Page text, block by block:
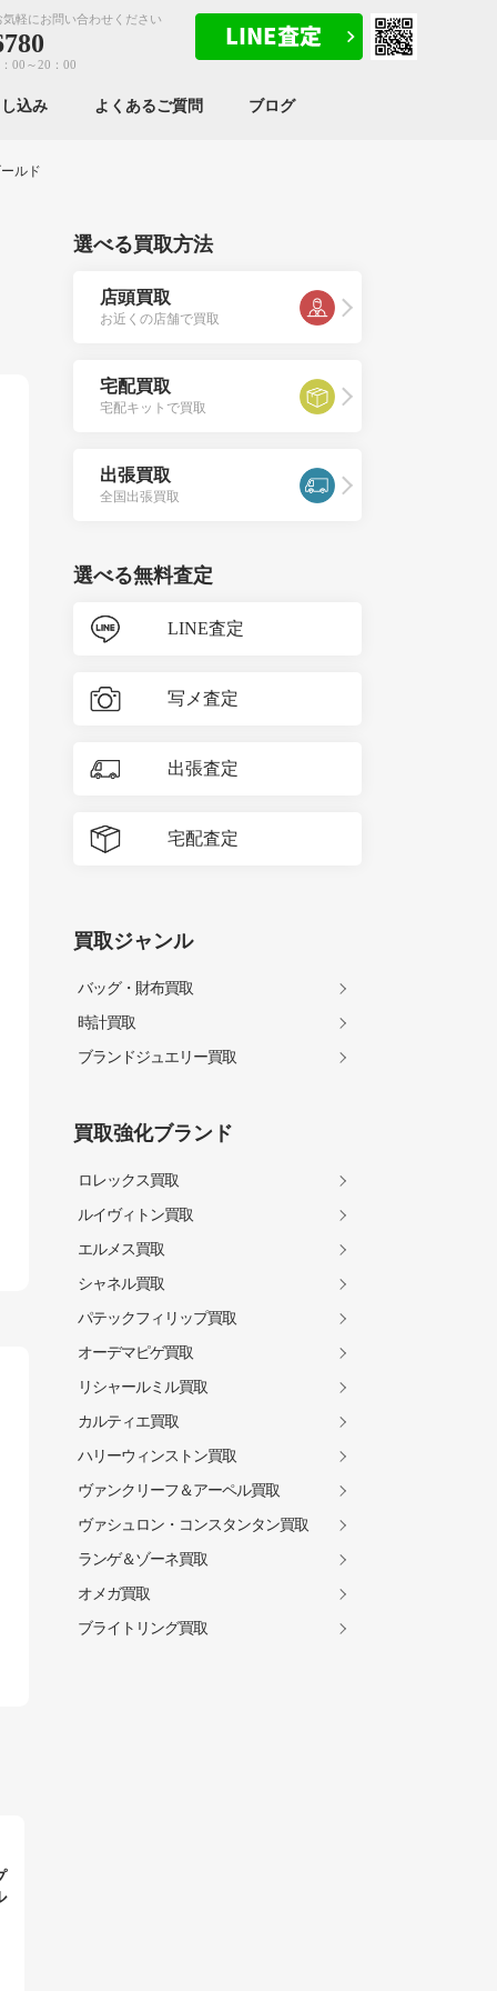
軽にお問い合わせください
00～20：00
込み よくあるご質問 ブログ
ルド
選べる買取方法
店頭買取
お近くの店舗で買取
宅配買取
宅配キットで買取
出張買取
全国出張買取
選べる無料査定
LINE査定
写メ査定
出張査定
宅配査定
買取ジャンル
バッグ・財布買取
時計買取
ブランドジュエリー買取
買取強化ブランド
ロレックス買取
ルイヴィトン買取
エルメス買取
シャネル買取
パテックフィリップ買取
オーデマピゲ買取
リシャールミル買取
カルティエ買取
ハリーウィンストン買取
ヴァンクリーフ＆アーペル買取
ヴァシュロン・コンスタンタン買取
ランゲ＆ゾーネ買取
オメガ買取
ブライトリング買取